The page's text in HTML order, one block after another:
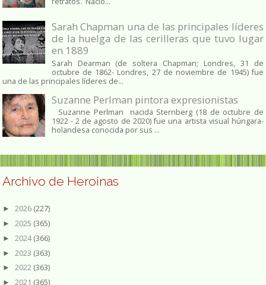
Sarah Chapman una de las principales líderes
de la huelga de las cerilleras que tuvo lugar
en 1889
Sarah Dearman (de soltera Chapman; Londres, 31 de
octubre de 1862​- Londres, 27 de noviembre de 1945)​ fue
una de las principales líderes de...
Suzanne Perlman pintora expresionistas
Suzanne Perlman nacida Sternberg (18 de octubre de
1922 - 2 de agosto de 2020) fue una artista visual húngara-
holandesa conocida por sus ...
Archivo de Heroinas
► 2026 (227)
► 2025 (365)
► 2024(366)
► 2023 (363)
► 2022 (363)
► 2021 (365)